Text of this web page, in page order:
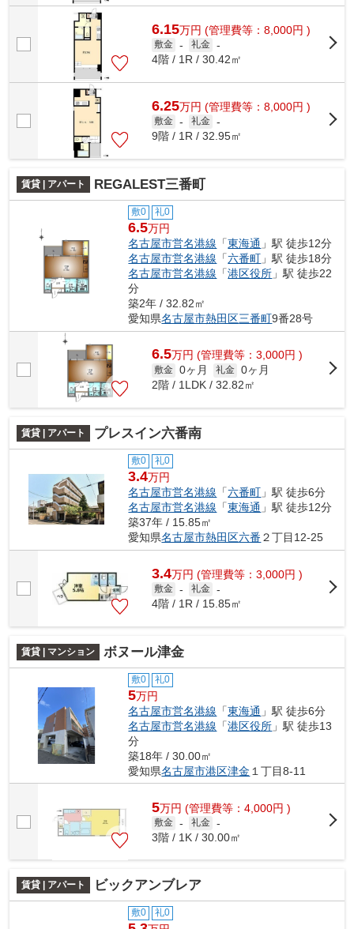
6.15万円 (管理費等：8,000円 )
敷金 - 礼金 -
4階 / 1R / 30.42㎡
6.25万円 (管理費等：8,000円 )
敷金 - 礼金 -
9階 / 1R / 32.95㎡
賃貸 | アパート REGALEST三番町
敷0 礼0
6.5万円
名古屋市営名港線 「東海通 」駅 徒歩12分
名古屋市営名港線 「六番町 」駅 徒歩18分
名古屋市営名港線 「港区役所 」駅 徒歩22
分
築2年 / 32.82㎡
愛知県名古屋市熱田区三番町9番28号
6.5万円 (管理費等：3,000円 )
敷金 0ヶ月 礼金 0ヶ月
2階 / 1LDK / 32.82㎡
賃貸 | アパート プレスイン六番南
敷0 礼0
3.4万円
名古屋市営名港線 「六番町 」駅 徒歩6分
名古屋市営名港線 「東海通 」駅 徒歩12分
築37年 / 15.85㎡
愛知県名古屋市熱田区六番 ２丁目12-25
3.4万円 (管理費等：3,000円 )
敷金 - 礼金 -
4階 / 1R / 15.85㎡
賃貸 | マンション ボヌール津金
敷0 礼0
5万円
名古屋市営名港線 「東海通 」駅 徒歩6分
名古屋市営名港線 「港区役所 」駅 徒歩13
分
築18年 / 30.00㎡
愛知県名古屋市港区津金 １丁目8-11
5万円 (管理費等：4,000円 )
敷金 - 礼金 -
3階 / 1K / 30.00㎡
賃貸 | アパート ビックアンブレア
敷0 礼0